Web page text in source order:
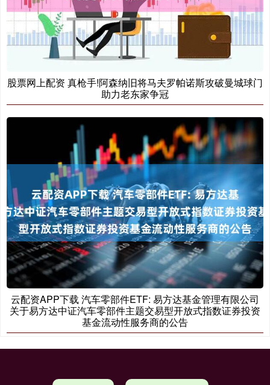
股票网上配资 真枪手!阿森纳旧将马夫罗帕诺斯攻破曼城球门
助力老东家争冠
云配资APP下载 汽车零部件ETF: 易方达基金管理有限公司
关于易方达中证汽车零部件主题交易型开放式指数证券投资
基金流动性服务商的公告